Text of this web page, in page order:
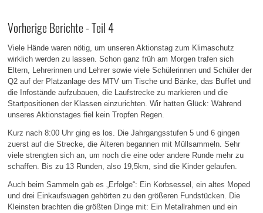
Vorherige Berichte - Teil 4
Viele Hände waren nötig, um unseren Aktionstag zum Klimaschutz
wirklich werden zu lassen. Schon ganz früh am Morgen trafen sich
Eltern, Lehrerinnen und Lehrer sowie viele Schülerinnen und Schüler der
Q2 auf der Platzanlage des MTV um Tische und Bänke, das Buffet und
die Infostände aufzubauen, die Laufstrecke zu markieren und die
Startpositionen der Klassen einzurichten. Wir hatten Glück: Während
unseres Aktionstages fiel kein Tropfen Regen.
Kurz nach 8:00 Uhr ging es los. Die Jahrgangsstufen 5 und 6 gingen
zuerst auf die Strecke, die Älteren begannen mit Müllsammeln. Sehr
viele strengten sich an, um noch die eine oder andere Runde mehr zu
schaffen. Bis zu 13 Runden, also 19,5km, sind die Kinder gelaufen.
Auch beim Sammeln gab es „Erfolge“: Ein Korbsessel, ein altes Moped
und drei Einkaufswagen gehörten zu den größeren Fundstücken. Die
Kleinsten brachten die größten Dinge mit: Ein Metallrahmen und ein